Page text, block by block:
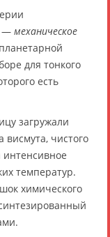
— механическое
для тонкого
есть
загружали
чистого
температур.
химического